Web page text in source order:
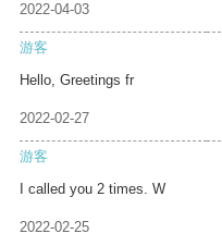
2022-04-03
游客
Hello, Greetings fr
2022-02-27
游客
I called you 2 times. W
2022-02-25